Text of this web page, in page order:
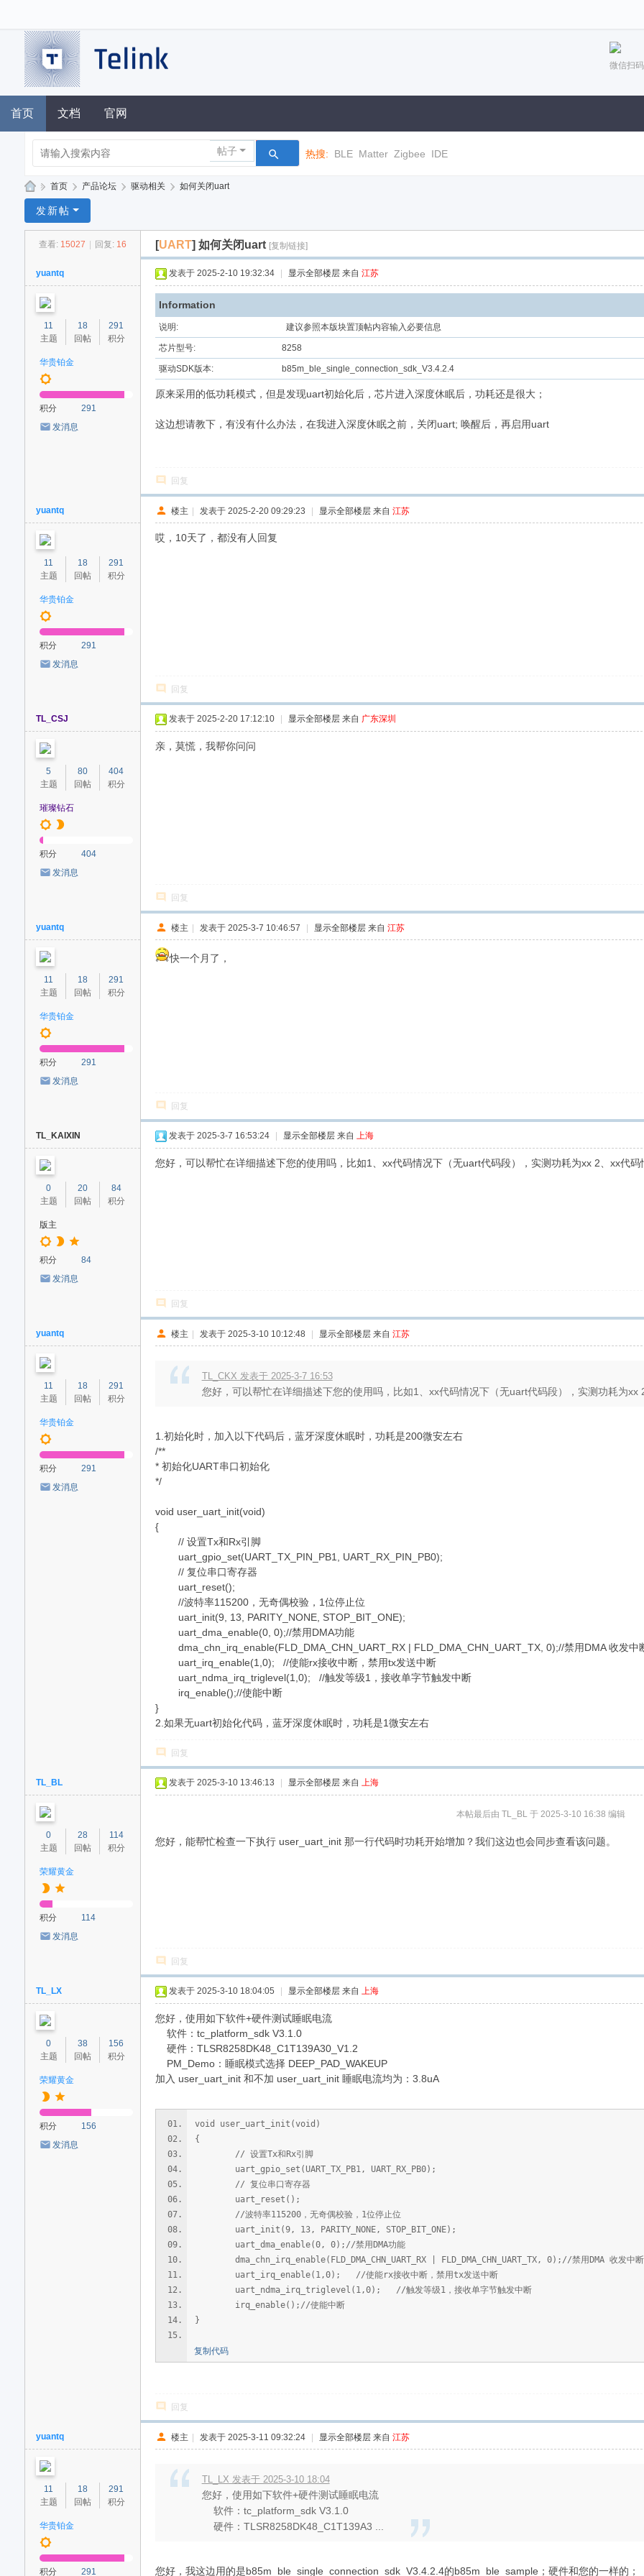
微信扫
首页 文档 官网
帖子 热搜: BLE Matter Zigbee IDE
凌
» 首页 › 产品论坛 › 驱动相关 › 如何关闭uart
发新帖
查看: 15027 回复: 16 [UART] 如何关闭uart [复制链接]
yuantq
11
主题
18
回帖
291
积分
华贵铂金
积分
291
发消息
发表于 2025-2-10 19:32:34 显示全部楼层 来自 江苏
Information
说明: 建议参照本版块置顶帖内容输入必要信息
芯片型号: 8258
驱动SDK版本: b85m_ble_single_connection_sdk_V3.4.2.4
原来采用的低功耗模式，但是发现uart初始化后，芯片进入深度休眠后，功耗还是很大；
这边想请教下，有没有什么办法，在我进入深度休眠之前，关闭uart; 唤醒后，再启用uart
回复
yuantq
11
主题
18
回帖
291
积分
华贵铂金
积分
291
发消息
楼主 | 发表于 2025-2-20 09:29:23 | 显示全部楼层 来自江苏
哎，10天了，都没有人回复
回复
TL_CSJ
5
主题
80
回帖
404
积分
璀璨钻石
积分
404
发消息
发表于 2025-2-20 17:12:10 显示全部楼层来自 广东深圳
亲，莫慌，我帮你问问
回复
yuantq
11
主题
18
回帖
291
积分
华贵铂金
积分
291
发消息
楼主 | 发表于 2025-3-7 10:46:57 | 显示全部楼层 来自江苏
快一个月了，
回复
TL_KAIXIN
0
主题
20
回帖
84
积分
版主
积分
84
发消息
发表于 2025-3-7 16:53:24 显示全部楼层来自 上海
您好，可以帮忙在详细描述下您的使用吗，比如1、xx代码情况下（无uart代码段），实测功耗为xx 2、xx代
回复
yuantq
11
主题
18
回帖
291
积分
华贵铂金
积分
291
发消息
楼主 | 发表于 2025-3-10 10:12:48 | 显示全部楼层 来自江苏
TL_CKX 发表于 2025-3-7 16:53
您好，可以帮忙在详细描述下您的使用吗，比如1、xx代码情况下（无uart代码段），实测功耗为xx
1.初始化时，加入以下代码后，蓝牙深度休眠时，功耗是200微安左右
/**
* 初始化UART串口初始化
*/
void user_uart_init(void)
{
// 设置Tx和Rx引脚
uart_gpio_set(UART_TX_PIN_PB1, UART_RX_PIN_PB0);
// 复位串口寄存器
uart_reset();
//波特率115200，无奇偶校验，1位停止位
uart_init(9, 13, PARITY_NONE, STOP_BIT_ONE);
uart_dma_enable(0, 0);//禁用DMA功能
dma_chn_irq_enable(FLD_DMA_CHN_UART_RX | FLD_DMA_CHN_UART_TX, 0);//禁用DMA 收发中
uart_irq_enable(1,0); //使能rx接收中断，禁用tx发送中断
uart_ndma_irq_triglevel(1,0); //触发等级1，接收单字节触发中断
irq_enable();//使能中断
}
2.如果无uart初始化代码，蓝牙深度休眠时，功耗是1微安左右
回复
TL_BL
0
主题
28
回帖
114
积分
荣耀黄金
积分
114
发消息
发表于 2025-3-10 13:46:13 显示全部楼层来自 上海
本帖最后由 TL_BL 于 2025-3-10 16:38 编辑
您好，能帮忙检查一下执行 user_uart_init 那一行代码时功耗开始增加？我们这边也会同步查看该问题。
回复
TL_LX
0
主题
38
回帖
156
积分
荣耀黄金
积分
156
发消息
发表于 2025-3-10 18:04:05 显示全部楼层来自 上海
您好，使用如下软件+硬件测试睡眠电流
软件：tc_platform_sdk V3.1.0
硬件：TLSR8258DK48_C1T139A30_V1.2
PM_Demo：睡眠模式选择 DEEP_PAD_WAKEUP
加入 user_uart_init 和不加 user_uart_init 睡眠电流均为：3.8uA
void user_uart_init(void)
{
// 设置Tx和Rx引脚
uart_gpio_set(UART_TX_PB1, UART_RX_PB0);
// 复位串口寄存器
uart_reset();
//波特率115200，无奇偶校验，1位停止位
uart_init(9, 13, PARITY_NONE, STOP_BIT_ONE);
uart_dma_enable(0, 0);//禁用DMA功能
dma_chn_irq_enable(FLD_DMA_CHN_UART_RX | FLD_DMA_CHN_UART_TX, 0);//禁用DMA 收发中断
uart_irq_enable(1,0); //使能rx接收中断，禁用tx发送中断
uart_ndma_irq_triglevel(1,0); //触发等级1，接收单字节触发中断
irq_enable();//使能中断
}
复制代码
回复
yuantq
11
主题
18
回帖
291
积分
华贵铂金
积分 291
楼主 | 发表于 2025-3-11 09:32:24 | 显示全部楼层 来自江苏
TL_LX 发表于 2025-3-10 18:04
您好，使用如下软件+硬件测试睡眠电流
软件：tc_platform_sdk V3.1.0
硬件：TLSR8258DK48_C1T139A3 ...
您好，我这边用的是b85m_ble_single_connection_sdk_V3.4.2.4的b85m_ble_sample；硬件和您的一样的；